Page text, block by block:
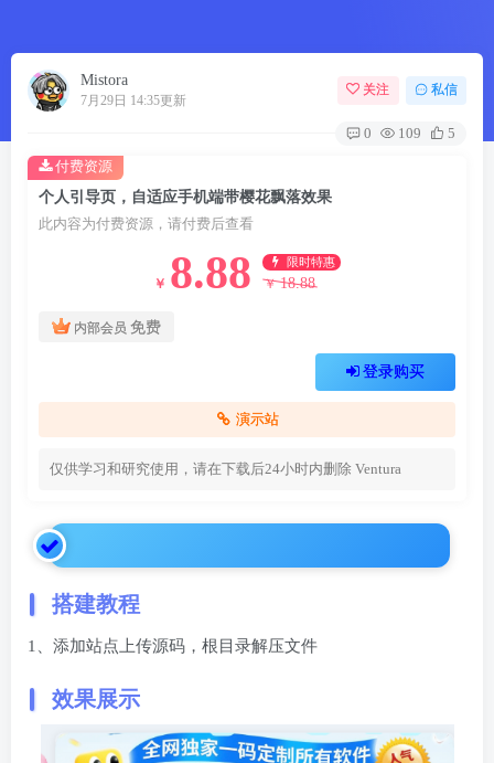
Mistora
7月29日 14:35更新
关注 私信
0 109 5
个人引导页，自适应手机端带樱花飘落效果
此内容为付费资源，请付费后查看
￥ 8.88 限时特惠
￥ 18.88
内部会员 免费
登录购买
演示站
仅供学习和研究使用，请在下载后24小时内删除 Ventura
付费资源
搭建教程
1、添加站点上传源码，根目录解压文件
效果展示